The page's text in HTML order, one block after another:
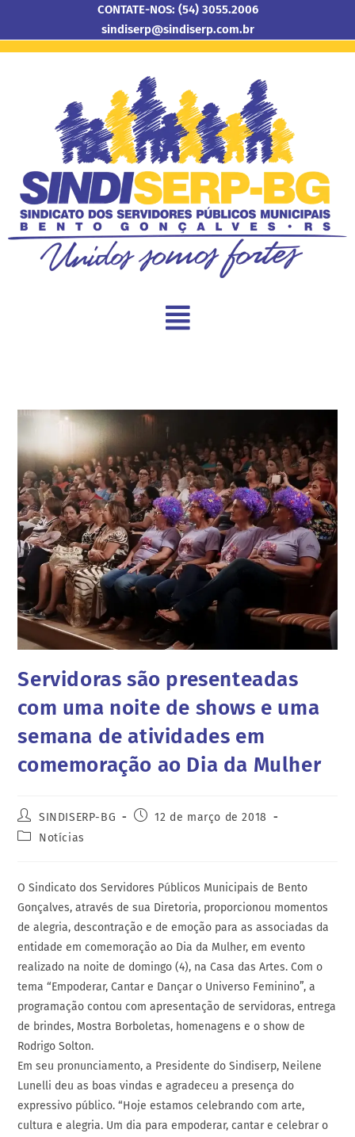
CONTATE-NOS: (54) 3055.2006
sindiserp@sindiserp.com.br
Servidoras são presenteadas
com uma noite de shows e uma
semana de atividades em
comemoração ao Dia da Mulher
SINDISERP-BG
12 de março de 2018
Notícias
O Sindicato dos Servidores Públicos Municipais de Bento
Gonçalves, através de sua Diretoria, proporcionou momentos
de alegria, descontração e de emoção para as associadas da
entidade em comemoração ao Dia da Mulher, em evento
realizado na noite de domingo (4), na Casa das Artes. Com o
tema “Empoderar, Cantar e Dançar o Universo Feminino”, a
programação contou com apresentação de servidoras, entrega
de brindes, Mostra Borboletas, homenagens e o show de
Rodrigo Solton.
Em seu pronunciamento, a Presidente do Sindiserp, Neilene
Lunelli deu as boas vindas e agradeceu a presença do
expressivo público. “Hoje estamos celebrando com arte,
cultura e alegria. Um dia para empoderar, cantar e celebrar o